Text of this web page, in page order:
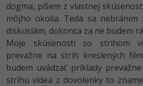
dogma, píšem z vlastnej
môjho okolia. Teda sa nebránim
diskusiám, dokonca za ne budem
Moje skúsenosti so strihom
prevažne na strih kreslených
budem uvádzať príklady
strihu videa z dovolenky to